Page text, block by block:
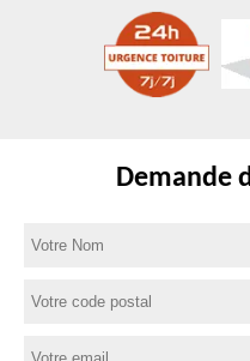
Demande